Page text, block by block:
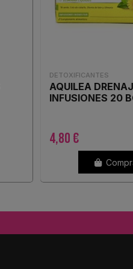
DETOXIFICANTES
AQUILEA
INFUSIONES 20
4,80 €